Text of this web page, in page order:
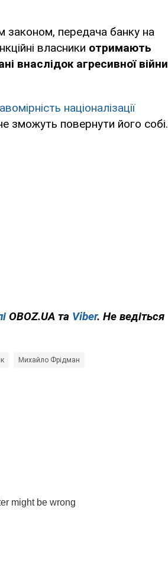
законом, передача банку на
власники отримають
внаслідок агресивної війни
націоналізації
зможуть повернути його собі.
OBOZ.UA та Viber. Не ведіться
Михайло Фрідман